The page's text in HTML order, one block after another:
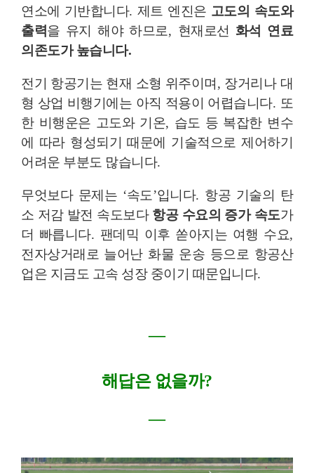
연소에 기반합니다. 제트 엔진은 고도의 속도와
출력을 유지 해야 하므로, 현재로선 화석 연료
의존도가 높습니다.
전기 항공기는 현재 소형 위주이며, 장거리나 대
형 상업 비행기에는 아직 적용이 어렵습니다. 또
한 비행운은 고도와 기온, 습도 등 복잡한 변수
에 따라 형성되기 때문에 기술적으로 제어하기
어려운 부분도 많습니다.
무엇보다 문제는 ‘속도’입니다. 항공 기술의 탄
소 저감 발전 속도보다 항공 수요의 증가 속도가
더 빠릅니다. 팬데믹 이후 쏟아지는 여행 수요,
전자상거래로 늘어난 화물 운송 등으로 항공산
업은 지금도 고속 성장 중이기 때문입니다.
―
해답은 없을까?
―